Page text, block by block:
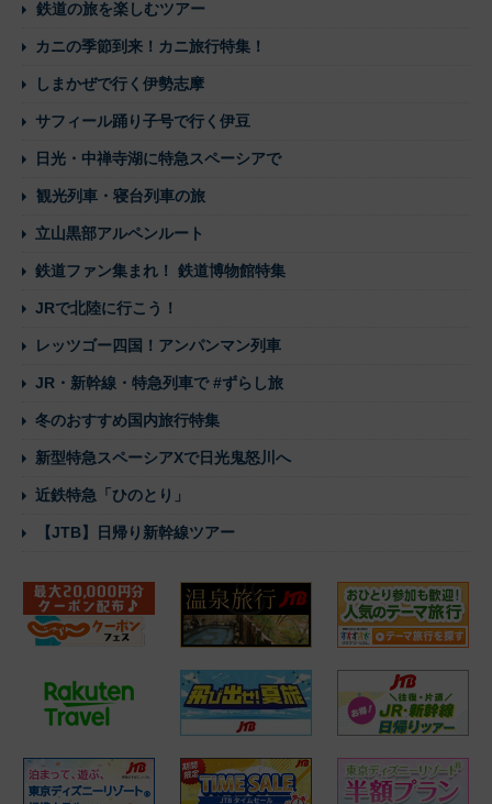
鉄道の旅を楽しむツアー
カニの季節到来！カニ旅行特集！
しまかぜで行く伊勢志摩
サフィール踊り子号で行く伊豆
日光・中禅寺湖に特急スペーシアで
観光列車・寝台列車の旅
立山黒部アルペンルート
鉄道ファン集まれ！ 鉄道博物館特集
JRで北陸に行こう！
レッツゴー四国！アンパンマン列車
JR・新幹線・特急列車で #ずらし旅
冬のおすすめ国内旅行特集
新型特急スペーシアXで日光鬼怒川へ
近鉄特急「ひのとり」
【JTB】日帰り新幹線ツアー